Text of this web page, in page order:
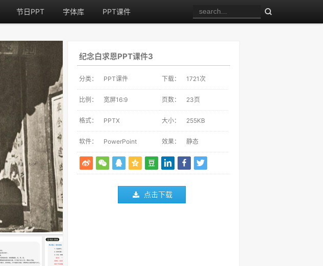
节日PPT 字体库 PPT课件
纪念白求恩PPT课件3
分类： PPT课件 下载： 1721次
比例： 宽屏16:9 页数： 23页
格式： PPTX 大小： 255KB
软件： PowerPoint 效果： 静态
点击下载